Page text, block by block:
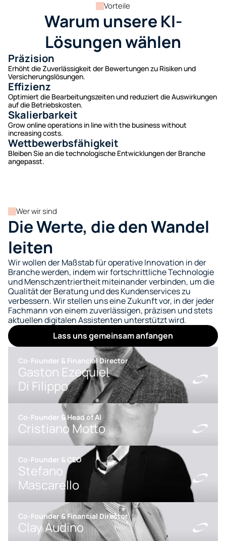
Vorteile
Warum unsere KI-
Lösungen wählen
Präzision
Erhöht die Zuverlässigkeit der Bewertungen zu Risiken und
Versicherungslösungen.
Effizienz
Optimiert die Bearbeitungszeiten und reduziert die Auswirkungen
auf die Betriebskosten.
Skalierbarkeit
Grow online operations in line with the business without
increasing costs.
Wettbewerbsfähigkeit
Bleiben Sie an die technologische Entwicklungen der Branche
angepasst.
Wer wir sind
Die Werte, die den Wandel
leiten
Wir wollen der Maßstab für operative Innovation in der
Branche werden, indem wir fortschrittliche Technologie
und Menschzentriertheit miteinander verbinden, um die
Qualität der Beratung und des Kundenservices zu
verbessern. Wir stellen uns eine Zukunft vor, in der jeder
Fachmann von einem zuverlässigen, präzisen und stets
aktuellen digitalen Assistenten unterstützt wird.
Lass uns gemeinsam anfangen
Co-Founder & Financial Director
Gaston Ezequiel
Di Filippo
Co-Founder & Head of AI
Cristiano Motto
Co-Founder & CEO
Stefano
Mascarello
Co-Founder & Financial Director
Clay Audino